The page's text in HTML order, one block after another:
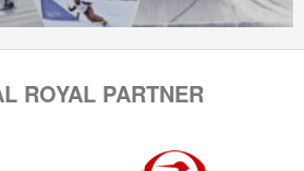
ROYAL PARTNER